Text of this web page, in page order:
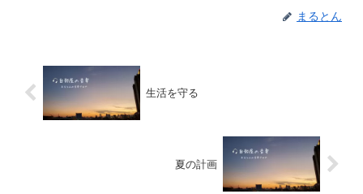
まるとん
生活を守る
夏の計画